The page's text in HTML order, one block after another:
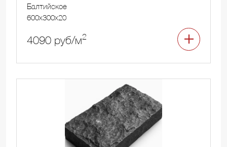
Балтийское
600x300x20
4090 руб/м2